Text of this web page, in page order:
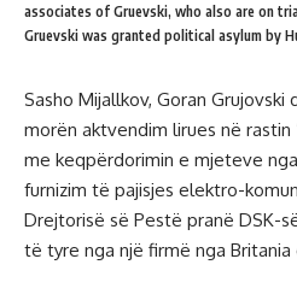
associates of Gruevski, who also are on
Gruevski was granted political asylum by
Sasho Mijallkov, Goran Grujovski
morën aktvendim lirues në rastin
me keqpërdorimin e mjeteve
furnizim të pajisjes elektro-
Drejtorisë së Pestë pranë DSK-
të tyre nga një firmë nga Britania